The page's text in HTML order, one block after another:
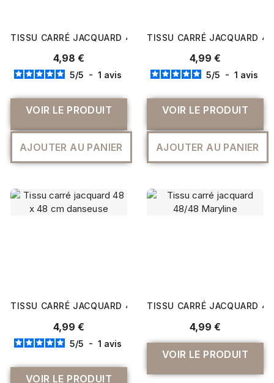
TISSU CARRÉ JACQUARD 48 CM X 48 CM AUTOMOBILE
4,98 €
5/5 - 1 avis
VOIR LE PRODUIT
AJOUTER AU PANIER
TISSU CARRÉ JACQUARD
4,99 €
5/5 - 1 avis
VOIR LE PRODUIT
AJOUTER AU PANIER
TISSU CARRÉ JACQUARD 48 X 48 CM DANSEUSE
4,99 €
5/5 - 1 avis
TISSU CARRÉ JACQUARD
4,99 €
VOIR LE PRODUIT